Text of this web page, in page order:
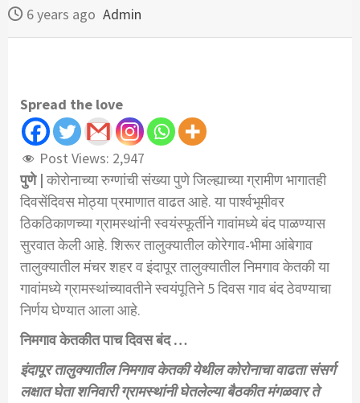
6 years ago Admin
Spread the love
Post Views: 2,947
पुणे |कोरोनाच्या रुग्णांची संख्या पुणे जिल्ह्याच्या ग्रामीण भागातही
दिवसेंदिवस मोठ्या प्रमाणात वाढत आहे. या पार्श्वभूमीवर
ठिकठिकाणच्या ग्रामस्थांनी स्वयंस्फूर्तीने गावांमध्ये बंद पाळण्यास
सुरवात केली आहे. शिरूर तालुक्यातील कोरेगाव-भीमा आंबेगाव
तालुक्यातील मंचर शहर व इंदापूर तालुक्यातील निमगाव केतकी या
गावांमध्ये ग्रामस्थांच्यावतीने स्वयंपूतिने 5 दिवस गाव बंद ठेवण्याचा
निर्णय घेण्यात आला आहे.
निमगाव केतकीत पाच दिवस बंद …
इंदापूर तालुक्यातील निमगाव केतकी येथील कोरोनाचा वाढता संसर्ग
लक्षात घेता शनिवारी ग्रामस्थांनी घेतलेल्या बैठकीत मंगळवार ते